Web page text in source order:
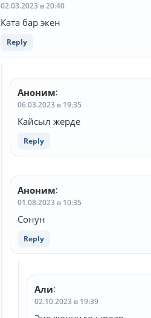
02.03.2023 в 20:40
Ката бар экен
Reply
Аноним:
06.03.2023 в 19:35
Кайсыл жерде
Reply
Аноним:
01.08.2023 в 10:35
Сонун
Reply
Али:
02.10.2023 в 19:39